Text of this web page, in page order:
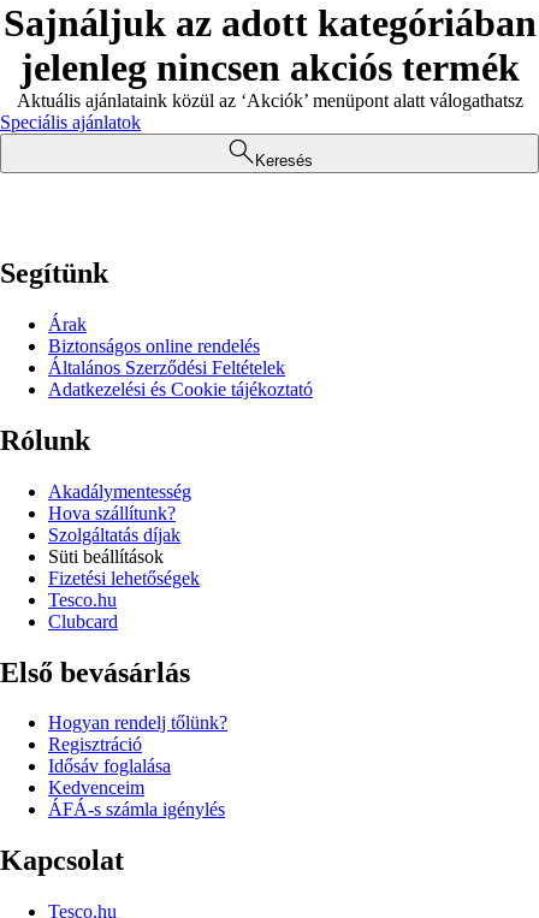
Sajnáljuk az adott kategóriában
jelenleg nincsen akciós termék
Aktuális ajánlataink közül az ‘Akciók’ menüpont alatt válogathatsz
Speciális ajánlatok
Keresés
Segítünk
Árak
Biztonságos online rendelés
Általános Szerződési Feltételek
Adatkezelési és Cookie tájékoztató
Rólunk
Akadálymentesség
Hova szállítunk?
Szolgáltatás díjak
Süti beállítások
Fizetési lehetőségek
Tesco.hu
Clubcard
Első bevásárlás
Hogyan rendelj tőlünk?
Regisztráció
Idősáv foglalása
Kedvenceim
ÁFÁ-s számla igénylés
Kapcsolat
Tesco.hu